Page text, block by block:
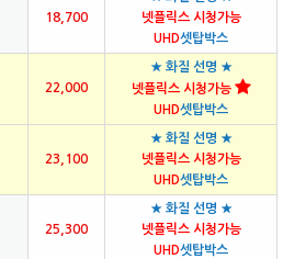
18,700
넷플릭스 시청가능
UHD셋탑박스
22,000
★ 화질 선명 ★
넷플릭스 시청가능
UHD셋탑박스
23,100
★ 화질 선명 ★
넷플릭스 시청가능
UHD셋탑박스
25,300
★ 화질 선명 ★
넷플릭스 시청가능
UHD셋탑박스